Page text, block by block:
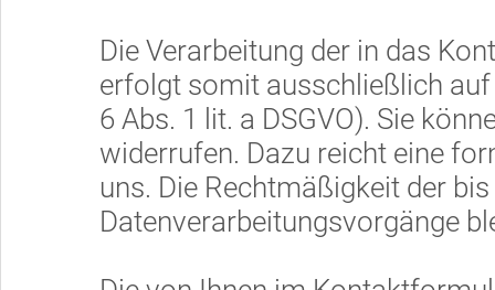
Die Verarbeitung der in das
erfolgt somit ausschließlich
6 Abs. 1 lit. a DSGVO). Sie
widerrufen. Dazu reicht eine
uns. Die Rechtmäßigkeit der
Datenverarbeitungsvorgänge